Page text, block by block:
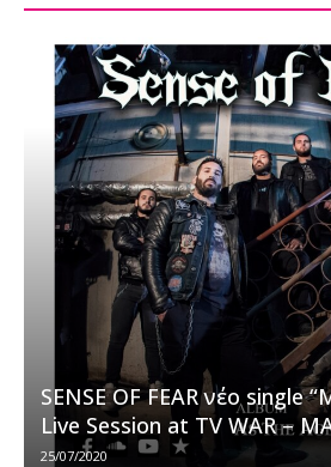
SENSE OF FEAR νέο single
Live Session at TV WAR –
25/07/2020